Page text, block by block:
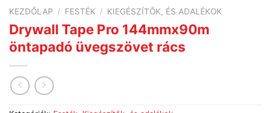
KEZDŐLAP / FESTÉK / KIEGÉSZÍTŐK, ÉS ADALÉKOK
Drywall Tape Pro 144mmx90m
öntapadó üvegszövet rács